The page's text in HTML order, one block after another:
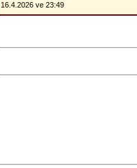
16.4.2026 ve 23:49